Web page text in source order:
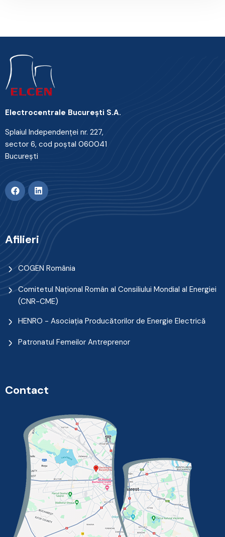
Electrocentrale Bucureşti S.A.
Splaiul Independenţei nr. 227,
sector 6, cod poştal 060041
Bucureşti
Afilieri
COGEN România
Comitetul Naţional Român al Consiliului Mondial al Energiei
(CNR-CME)
HENRO - Asociația Producătorilor de Energie Electrică
Patronatul Femeilor Antreprenor
Contact